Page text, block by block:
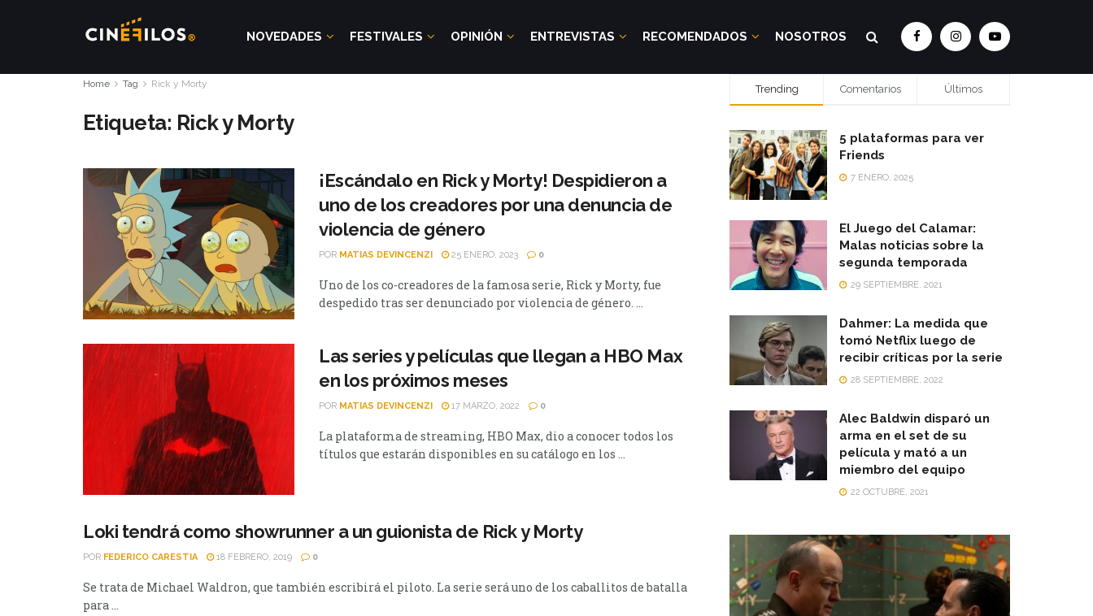
NOVEDADES FESTIVALES OPINIÓN ENTREVISTAS RECOMENDADOS NOSOTROS
Home Tag Rick y Morty
Etiqueta: Rick y Morty
¡Escándalo en Rick y Morty! Despidieron a
uno de los creadores por una denuncia de
violencia de género
POR MATIAS DEVINCENZI 25 ENERO, 2023 0
Uno de los co-creadores de la famosa serie, Rick y Morty, fue
despedido tras ser denunciado por violencia de género. ...
Las series y películas que llegan a HBO Max
en los próximos meses
POR MATIAS DEVINCENZI 17 MARZO, 2022 0
La plataforma de streaming, HBO Max, dio a conocer todos los
títulos que estarán disponibles en su catálogo en los ...
Loki tendrá como showrunner a un guionista de Rick y Morty
POR FEDERICO CARESTIA 18 FEBRERO, 2019 0
Se trata de Michael Waldron, que también escribirá el piloto. La serie será uno de los caballitos de batalla
para ...
Trending Comentarios Últimos
5 plataformas para ver
Friends
7 ENERO, 2025
El Juego del Calamar:
Malas noticias sobre la
segunda temporada
29 SEPTIEMBRE, 2021
Dahmer: La medida que
tomó Netflix luego de
recibir críticas por la serie
28 SEPTIEMBRE, 2022
Alec Baldwin disparó un
arma en el set de su
película y mató a un
miembro del equipo
22 OCTUBRE, 2021